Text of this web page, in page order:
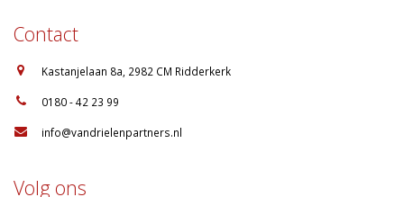
Contact
Kastanjelaan 8a, 2982 CM Ridderkerk
0180 - 42 23 99
info@vandrielenpartners.nl
Volg ons